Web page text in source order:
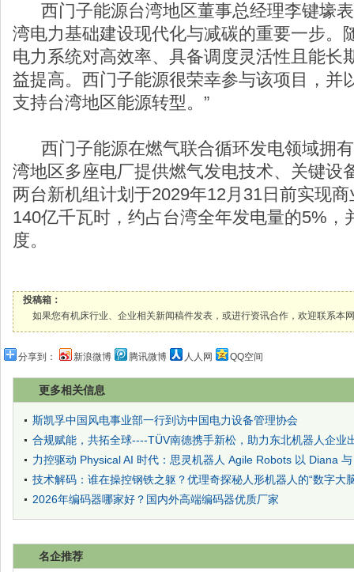
西门子能源台湾地区董事总经理李键壕表
湾电力基础建设现代化与减碳的重要一步。
电力系统对高效率、具备调度灵活性且能长
益提高。西门子能源很荣幸参与该项目，并
支持台湾地区能源转型。”
西门子能源在燃气联合循环发电领域拥
湾地区多座电厂提供燃气发电技术、关键设
两台新机组计划于2029年12月31日前实现
140亿千瓦时，约占台湾全年发电量的5%，
度。
投稿箱：
如果您有机床行业、企业相关新闻稿件发表，或进行资讯合作，欢迎联系本
分享到： 新浪微博 腾讯微博 人人网 QQ空间
更多相关信息
斯凯孚中国风电事业部一行到访中国电力设备管理协会
合规赋能，共拓全球----TÜV南德携手新松，助力东北机器人企业
力控驱动 Physical AI 时代：思灵机器人 Agile Robots 以 Diana
技术解码：谁在操控钢铁之躯？优理奇探秘人形机器人的“数字大
2026年编码器哪家好？国内外高端编码器优质厂家
名企推荐